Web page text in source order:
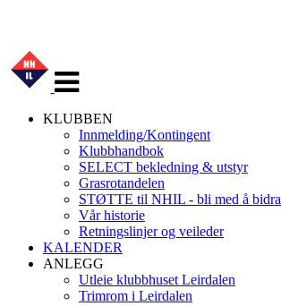
navigasjon
KLUBBEN
Innmelding/Kontingent
Klubbhandbok
SELECT bekledning & utstyr
Grasrotandelen
STØTTE til NHIL - bli med å bidra
Vår historie
Retningslinjer og veileder
KALENDER
ANLEGG
Utleie klubbhuset Leirdalen
Trimrom i Leirdalen